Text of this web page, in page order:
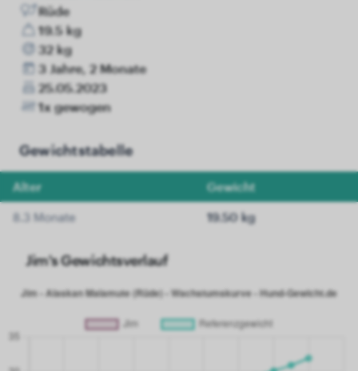
Rüde
19.5 kg
32 kg
3 Jahre, 2 Monate
25.05.2023
1x gewogen
Gewichtstabelle
Alter Gewicht
8.3 Monate 19.50 kg
Jim's Gewichtsverlauf